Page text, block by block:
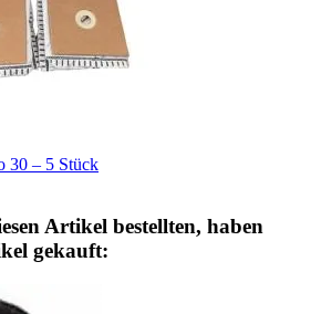
30 – 5 Stück
Artikel bestellten, haben
gekauft: